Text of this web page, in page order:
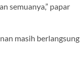
semuanya,” papar
masih berlangsung